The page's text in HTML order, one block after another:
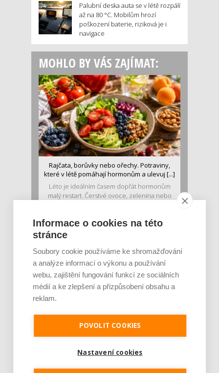
Palubní deska auta se v létě rozpálí
až na 80 °C. Mobilům hrozí
poškození baterie, riziková je i
navigace
MOHLO BY VÁS ZAJÍMAT:
Rajčata, borůvky nebo ořechy. Potraviny,
které v létě pomáhají hormonům a ulevuj [...]
Léto je ideálním časem dopřát hormonům
malý restart. Čerstvé ovoce, zelenina nebo
Je jen pro sportovce, přiberu po něm a ve
stravě ho mám dostatek. Znáte nejčastějš [...]
Pojem protein již nějakou dobu rezonuje
se o ně...
Informace o cookies na této
stránce
Soubory cookie používáme ke shromažďování
a analýze informací o výkonu a používání
webu, zajištění fungování funkcí ze sociálních
médií a ke zlepšení a přizpůsobení obsahu a
reklam.
POVOLIT COOKIES
Nastavení cookies